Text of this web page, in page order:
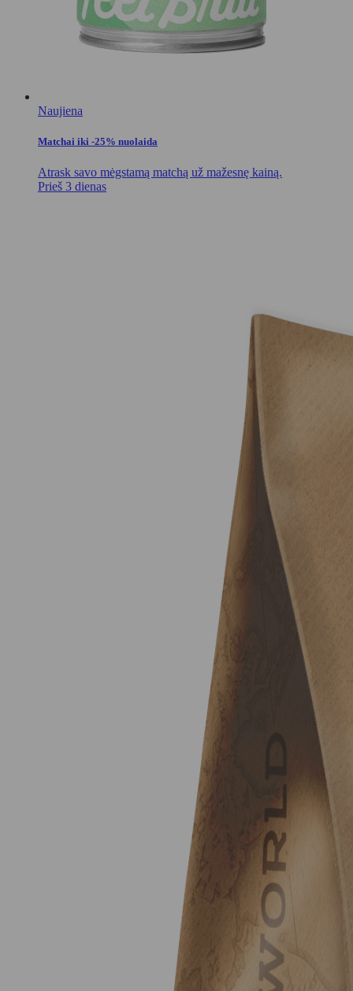
Naujiena
Matchai iki -25% nuolaida
Atrask savo mėgstamą matchą už mažesnę kainą.
Prieš 3 dienas